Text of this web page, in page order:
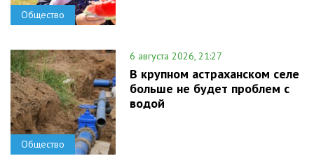
Общество
Общество
6 августа 2026, 21:27
В крупном астраханском селе
больше не будет проблем с
водой